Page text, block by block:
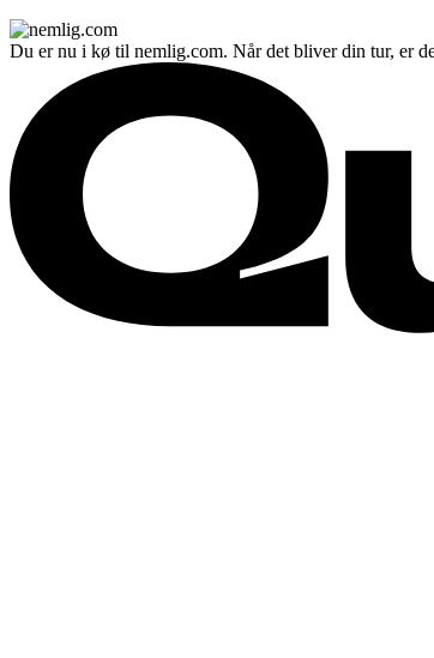
Du er nu i kø til nemlig.com. Når det bliver din tur, er